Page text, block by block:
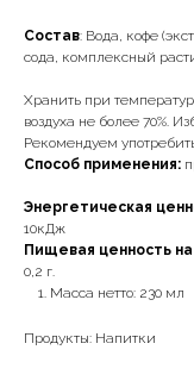
Состав: Вода, кофе
сода, комплексный
Хранить при
воздуха не более 70%.
Рекомендуем
Способ применения:
Энергетическая
10кДж
Пищевая ценность на
0,2 г.
Масса нетто: 230 мл
Продукты: Напитки